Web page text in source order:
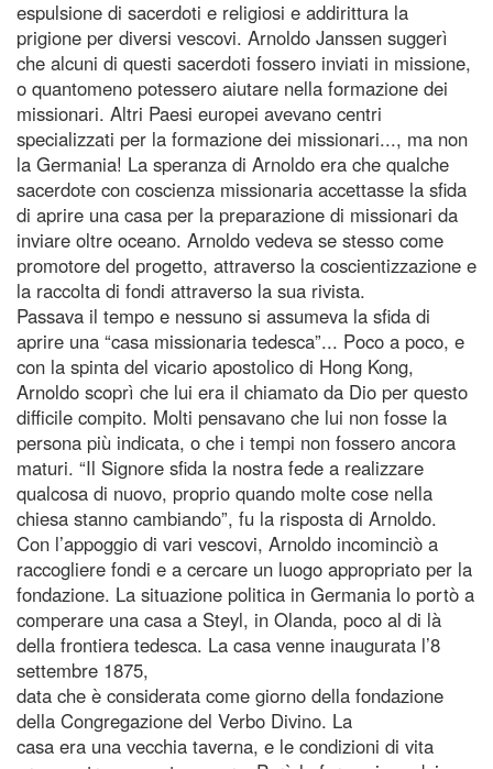
espulsione di sacerdoti e religiosi e addirittura la
prigione per diversi vescovi. Arnoldo Janssen suggerì
che alcuni di questi sacerdoti fossero inviati in missione,
o quantomeno potessero aiutare nella formazione dei
missionari. Altri Paesi europei avevano centri
specializzati per la formazione dei missionari..., ma non
la Germania! La speranza di Arnoldo era che qualche
sacerdote con coscienza missionaria accettasse la sfida
di aprire una casa per la preparazione di missionari da
inviare oltre oceano. Arnoldo vedeva se stesso come
promotore del progetto, attraverso la coscientizzazione e
la raccolta di fondi attraverso la sua rivista.
Passava il tempo e nessuno si assumeva la sfida di
aprire una “casa missionaria tedesca”... Poco a poco, e
con la spinta del vicario apostolico di Hong Kong,
Arnoldo scoprì che lui era il chiamato da Dio per questo
difficile compito. Molti pensavano che lui non fosse la
persona più indicata, o che i tempi non fossero ancora
maturi. “Il Signore sfida la nostra fede a realizzare
qualcosa di nuovo, proprio quando molte cose nella
chiesa stanno cambiando”, fu la risposta di Arnoldo.
Con l’appoggio di vari vescovi, Arnoldo incominciò a
raccogliere fondi e a cercare un luogo appropriato per la
fondazione. La situazione politica in Germania lo portò a
comperare una casa a Steyl, in Olanda, poco al di là
della frontiera tedesca. La casa venne inaugurata l’8
settembre 1875,
data che è considerata come giorno della fondazione
della Congregazione del Verbo Divino. La
casa era una vecchia taverna, e le condizioni di vita